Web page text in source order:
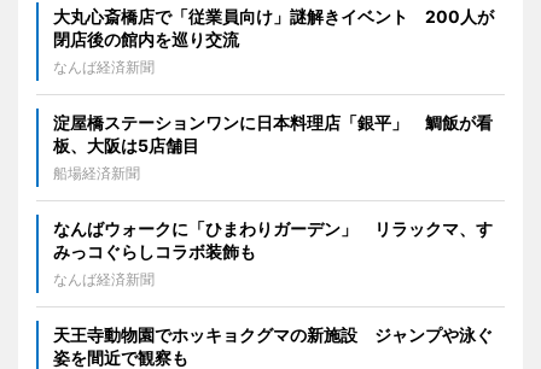
大丸心斎橋店で「従業員向け」謎解きイベント 200人が
閉店後の館内を巡り交流
なんば経済新聞
淀屋橋ステーションワンに日本料理店「銀平」 鯛飯が看
板、大阪は5店舗目
船場経済新聞
なんばウォークに「ひまわりガーデン」 リラックマ、す
みっコぐらしコラボ装飾も
なんば経済新聞
天王寺動物園でホッキョクグマの新施設 ジャンプや泳ぐ
姿を間近で観察も